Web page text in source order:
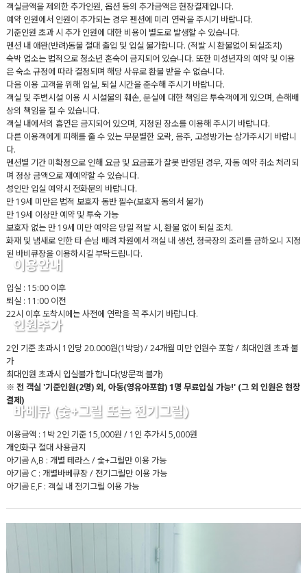
객실금액을 제외한 추가인원, 옵션 등의 추가금액은 현장결제입니다.
예약 인원에서 인원이 추가되는 경우 펜션에 미리 연락을 주시기 바랍니다.
기준인원 초과 시 추가 인원에 대한 비용이 별도로 발생할 수 있습니다.
펜션 내 애완(반려)동물 절대 출입 및 입실 불가합니다. (적발 시 환불없이 퇴실조치)
숙박 업소는 법적으로 청소년 혼숙이 금지되어 있습니다. 또한 미성년자의 예약 및 이용
은 숙소 규정에 따라 결정되며 해당 사유로 환불 받을 수 없습니다.
다음 이용 고객을 위해 입실, 퇴실 시간을 준수해 주시기 바랍니다.
객실 및 주변시설 이용 시 시설물의 훼손, 분실에 대한 책임은 투숙객에게 있으며, 손해배
상의 책임을 질 수 있습니다.
객실 내에서의 흡연은 금지되어 있으며, 지정된 장소를 이용해 주시기 바랍니다.
다른 이용객에게 피해를 줄 수 있는 무분별한 오락, 음주, 고성방가는 삼가주시기 바랍니
다.
펜션별 기간 미확정으로 인해 요금 및 요금표가 잘못 반영된 경우, 자동 예약 취소 처리되
며 정상 금액으로 재예약할 수 있습니다.
성인만 입실 예약시 전화문의 바랍니다.
만 19세 미만은 법적 보호자 동반 필수(보호자 동의서 불가)
만 19세 이상만 예약 및 투숙 가능
보호자 없는 만 19세 미만 예약은 당일 적발 시, 환불 없이 퇴실 조치.
화재 및 냄새로 인한 타 손님 배려 차원에서 객실 내 생선, 청국장의 조리를 금하오니 지정
된 바비큐장을 이용하시길 부탁드립니다.
이용안내
입실 : 15:00 이후
퇴실 : 11:00 이전
22시 이후 도착시에는 사전에 연락을 꼭 주시기 바랍니다.
인원추가
2인 기준 초과시 1인당 20.000원(1박당) / 24개월 미만 인원수 포함 / 최대인원 초과 불
가
최대인원 초과시 입실불가 합니다(방문객 불가)
※ 전 객실 '기준인원(2명) 외, 아동(영유아포함) 1명 무료입실 가능!' (그 외 인원은 현장
결제)
바베큐 (숯+그릴 또는 전기그릴)
이용금액 : 1박 2인 기준 15,000원 / 1인 추가시 5,000원
개인화구 절대 사용금지
아기곰 A,B : 개별 테라스 / 숯+그릴만 이용 가능
아기곰 C : 개별바베큐장 / 전기그릴만 이용 가능
아기곰 E,F : 객실 내 전기그릴 이용 가능